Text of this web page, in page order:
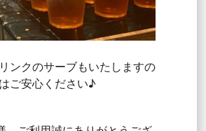
ンクのサーブもいたしますの
ご安心ください♪